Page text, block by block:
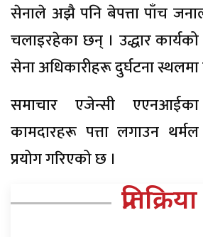
सेनाले अझै पनि बेपत्ता पाँच
चलाइरहेका छन् । उद्धार कार्यको
सेना अधिकारीहरू दुर्घटना
समाचार एजेन्सी
कामदारहरू पत्ता लगाउन
प्रयोग गरिएको छ ।
प्रतिक्रिया